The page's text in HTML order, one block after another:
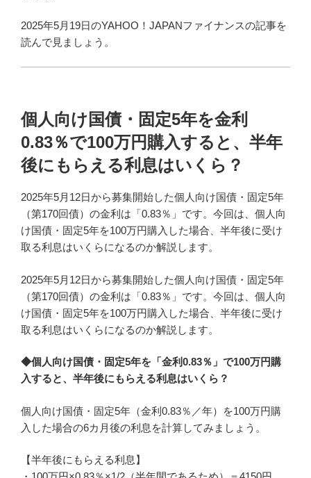
2025年5月19日のYAHOO！JAPANファイナンスの記事を
読んで見ましょう。
個人向け国債・固定5年を金利
0.83％で100万円購入すると、半年
後にもらえる利息はいくら？
2025年5月12日から募集開始した個人向け国債・固定5年
（第170回債）の金利は「0.83％」です。今回は、個人向
け国債・固定5年を100万円購入した場合、半年後に受け
取る利息はいくらになるのか解説します。
2025年5月12日から募集開始した個人向け国債・固定5年
（第170回債）の金利は「0.83％」です。今回は、個人向
け国債・固定5年を100万円購入した場合、半年後に受け
取る利息はいくらになるのか解説します。
◆個人向け国債・固定5年を「金利0.83％」で100万円購
入すると、半年後にもらえる利息はいくら？
個人向け国債・固定5年（金利0.83％／年）を100万円購
入した場合の6カ月後の利息を計算してみましょう。
【半年後にもらえる利息】